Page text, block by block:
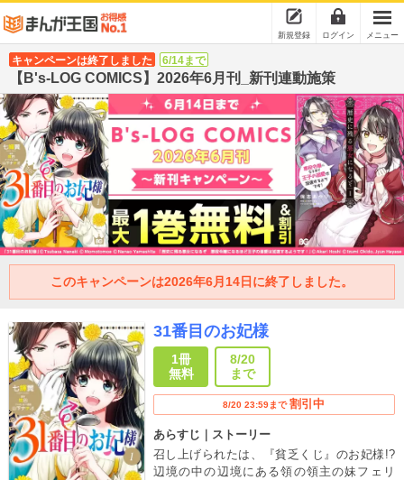
新規登録 ログイン メニュー
キャンペーンは終了しました 6/14まで
【B's-LOG COMICS】2026年6月刊_新刊連動施策
このキャンペーンは2026年6月14日に終了しました。
31番目のお妃様
1冊
無料
8/20
まで
8/20 23:59まで 割引中
あらすじ｜ストーリー
召し上げられたは、『貧乏くじ』のお妃様!?
辺境の中の辺境にある領の領主の妹フェリ